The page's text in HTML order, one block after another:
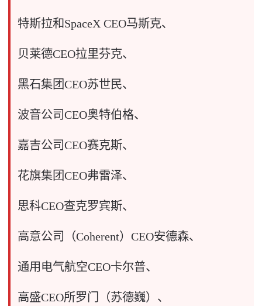
特斯拉和SpaceX CEO马斯克、
贝莱德CEO拉里芬克、
黑石集团CEO苏世民、
波音公司CEO奥特伯格、
嘉吉公司CEO赛克斯、
花旗集团CEO弗雷泽、
思科CEO查克罗宾斯、
高意公司（Coherent）CEO安德森、
通用电气航空CEO卡尔普、
高盛CEO所罗门（苏德巍）、